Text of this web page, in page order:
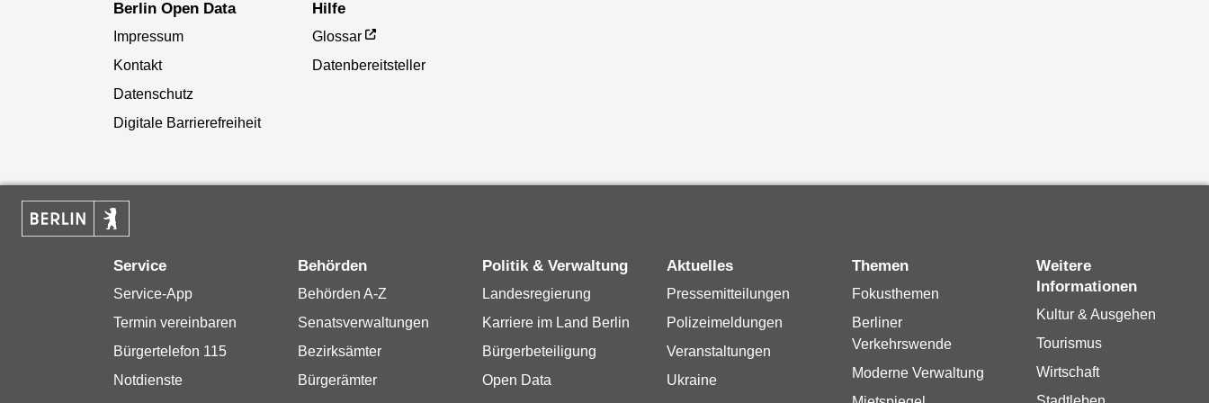
Berlin Open Data
Impressum
Kontakt
Datenschutz
Digitale Barrierefreiheit
Hilfe
Glossar
Datenbereitsteller
Service
Service-App
Termin vereinbaren
Bürgertelefon 115
Notdienste
Behörden
Behörden A-Z
Senatsverwaltungen
Bezirksämter
Bürgerämter
Politik & Verwaltung
Landesregierung
Karriere im Land Berlin
Bürgerbeteiligung
Open Data
Aktuelles
Pressemitteilungen
Polizeimeldungen
Veranstaltungen
Ukraine
Themen
Fokusthemen
Berliner
Verkehrswende
Moderne Verwaltung
Weitere
Informationen
Kultur & Ausgehen
Tourismus
Wirtschaft